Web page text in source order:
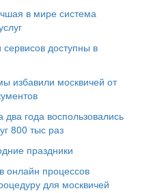
в мире система
доступны в
избавили москвичей от
года воспользовались
800 тыс раз
праздники
онлайн процессов
для москвичей